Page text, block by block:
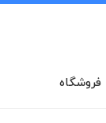
فروشگاه